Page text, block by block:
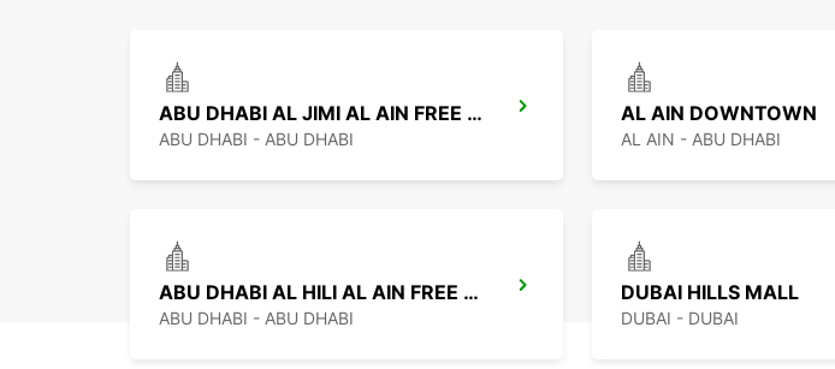
ABU DHABI AL JIMI AL AIN FREE DELIVERY
ABU DHABI - ABU DHABI
AL AIN DOWNTOWN
AL AIN - ABU DHABI
ABU DHABI AL HILI AL AIN FREE DELIVERY
ABU DHABI - ABU DHABI
DUBAI HILLS MALL
DUBAI - DUBAI